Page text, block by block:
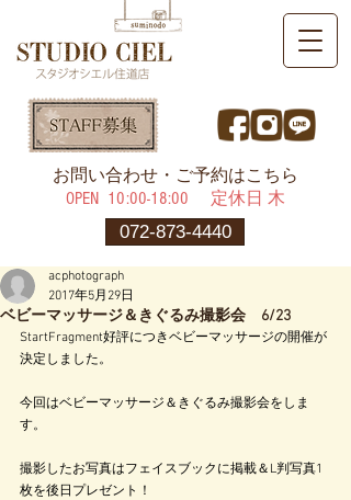
072-873-4440
​お問い合わせ・ご予約はこちら
OPEN ​10:00-18:00 定休日 木
ベビーマッサージ＆きぐるみ撮影会 6/23
acphotograph
2017年5月29日
StartFragment好評につきベビーマッサージの開催が
決定しました。
今回はベビーマッサージ＆きぐるみ撮影会をしま
す。
撮影したお写真はフェイスブックに掲載＆L判写真1
枚を後日プレゼント！